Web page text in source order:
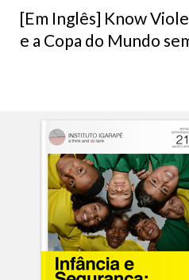
[Em Inglês] Know
e a Copa do Mundo